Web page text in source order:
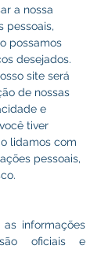
a nossa
pessoais,
possamos
desejados.
site será
de nossas
e
tiver
lidamos com
pessoais,
informações
oficiais e